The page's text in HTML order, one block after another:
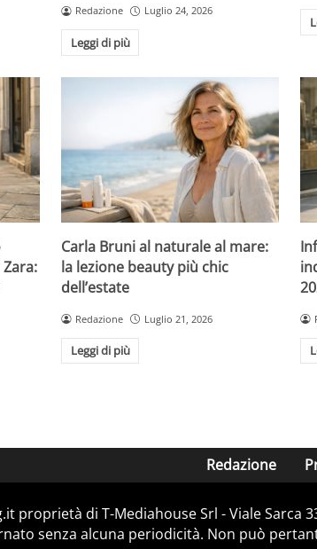
Redazione Luglio 24, 2026
Leggi di più
Carla Bruni al naturale al mare:
la lezione beauty più chic
dell’estate
Redazione Luglio 21, 2026
Leggi di più
Redazione
proprietà di T-Mediahouse Srl - Viale Sarca
senza alcuna periodicità. Non può